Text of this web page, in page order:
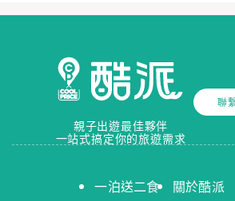
親子出遊最佳夥伴
一站式搞定你的旅遊需求
聯
一泊送二食
關於酷派